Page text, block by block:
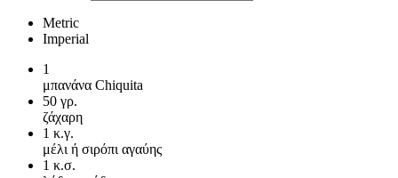
Metric
Imperial
1
μπανάνα Chiquita
50 γρ.
ζάχαρη
1 κ.γ.
μέλι ή σιρόπι αγαύης
1 κ.σ.